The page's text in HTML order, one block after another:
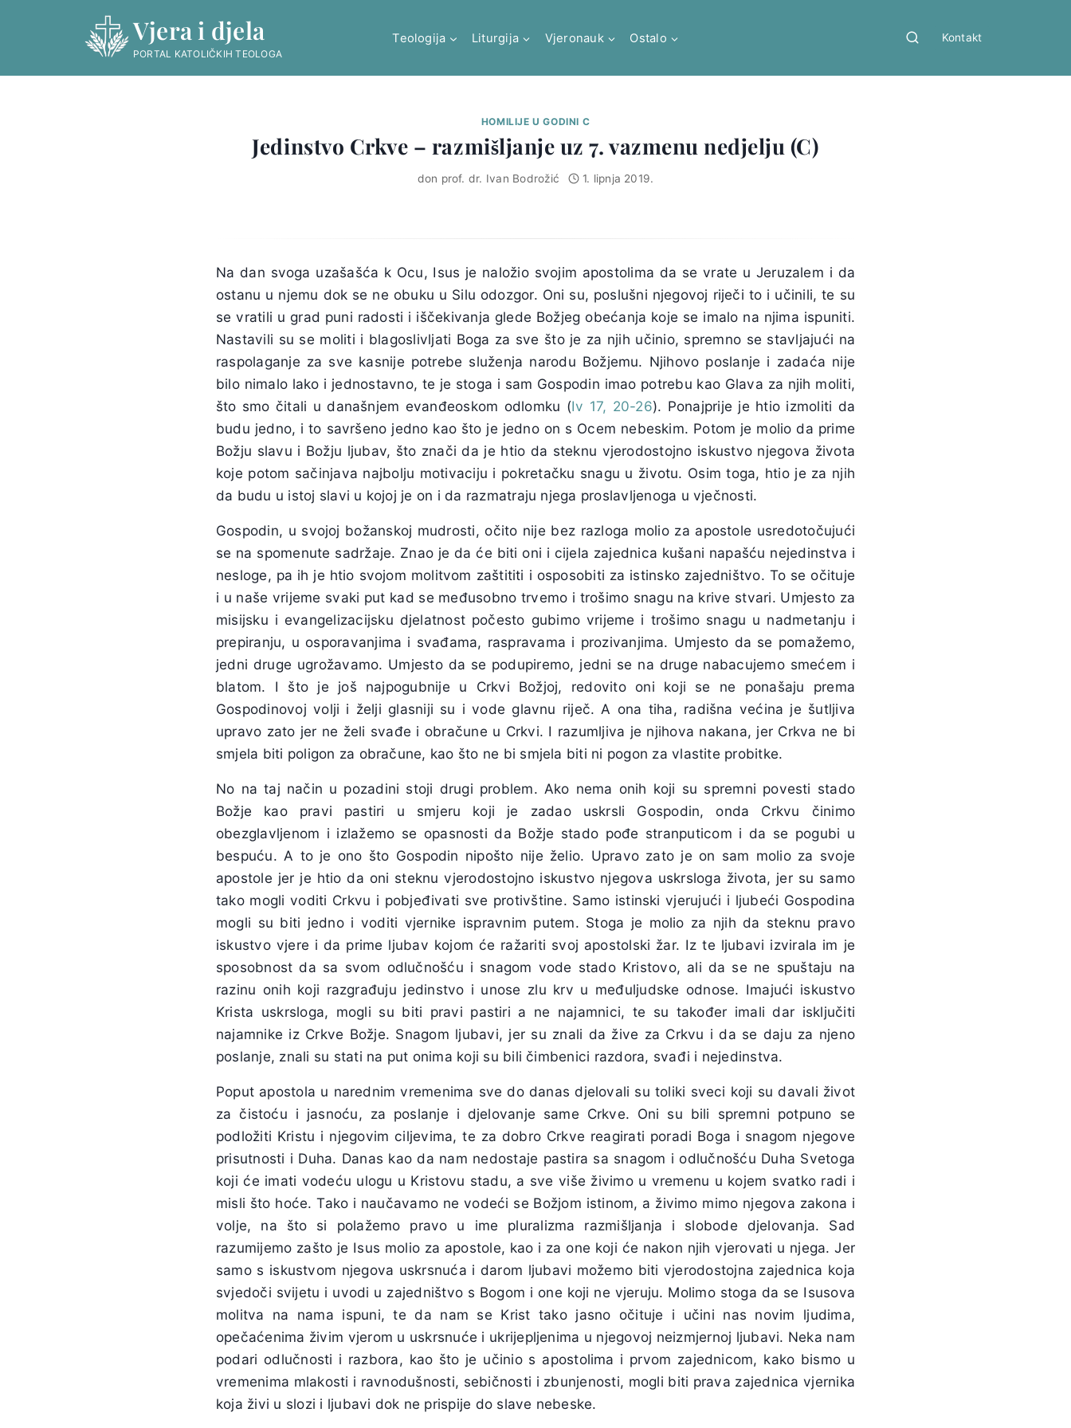
Vjera i djela
PORTAL KATOLIČKIH TEOLOGA
Teologija Liturgija Vjeronauk Ostalo Kontakt
HOMILIJE U GODINI C
Jedinstvo Crkve – razmišljanje uz 7. vazmenu nedjelju (C)
don prof. dr. Ivan Bodrožić 1. lipnja 2019.
Na dan svoga uzašašća k Ocu, Isus je naložio svojim apostolima da se vrate u Jeruzalem i da
ostanu u njemu dok se ne obuku u Silu odozgor. Oni su, poslušni njegovoj riječi to i učinili, te su
se vratili u grad puni radosti i iščekivanja glede Božjeg obećanja koje se imalo na njima ispuniti.
Nastavili su se moliti i blagoslivljati Boga za sve što je za njih učinio, spremno se stavljajući na
raspolaganje za sve kasnije potrebe služenja narodu Božjemu. Njihovo poslanje i zadaća nije
bilo nimalo lako i jednostavno, te je stoga i sam Gospodin imao potrebu kao Glava za njih moliti,
što smo čitali u današnjem evanđeoskom odlomku (Iv 17, 20-26). Ponajprije je htio izmoliti da
budu jedno, i to savršeno jedno kao što je jedno on s Ocem nebeskim. Potom je molio da prime
Božju slavu i Božju ljubav, što znači da je htio da steknu vjerodostojno iskustvo njegova života
koje potom sačinjava najbolju motivaciju i pokretačku snagu u životu. Osim toga, htio je za njih
da budu u istoj slavi u kojoj je on i da razmatraju njega proslavljenoga u vječnosti.
Gospodin, u svojoj božanskoj mudrosti, očito nije bez razloga molio za apostole usredotočujući
se na spomenute sadržaje. Znao je da će biti oni i cijela zajednica kušani napašću nejedinstva i
nesloge, pa ih je htio svojom molitvom zaštititi i osposobiti za istinsko zajedništvo. To se očituje
i u naše vrijeme svaki put kad se međusobno trvemo i trošimo snagu na krive stvari. Umjesto za
misijsku i evangelizacijsku djelatnost počesto gubimo vrijeme i trošimo snagu u nadmetanju i
prepiranju, u osporavanjima i svađama, raspravama i prozivanjima. Umjesto da se pomažemo,
jedni druge ugrožavamo. Umjesto da se podupiremo, jedni se na druge nabacujemo smećem i
blatom. I što je još najpogubnije u Crkvi Božjoj, redovito oni koji se ne ponašaju prema
Gospodinovoj volji i želji glasniji su i vode glavnu riječ. A ona tiha, radišna većina je šutljiva
upravo zato jer ne želi svađe i obračune u Crkvi. I razumljiva je njihova nakana, jer Crkva ne bi
smjela biti poligon za obračune, kao što ne bi smjela biti ni pogon za vlastite probitke.
No na taj način u pozadini stoji drugi problem. Ako nema onih koji su spremni povesti stado
Božje kao pravi pastiri u smjeru koji je zadao uskrsli Gospodin, onda Crkvu činimo
obezglavljenom i izlažemo se opasnosti da Božje stado pođe stranputicom i da se pogubi u
bespuću. A to je ono što Gospodin nipošto nije želio. Upravo zato je on sam molio za svoje
apostole jer je htio da oni steknu vjerodostojno iskustvo njegova uskrsloga života, jer su samo
tako mogli voditi Crkvu i pobjeđivati sve protivštine. Samo istinski vjerujući i ljubeći Gospodina
mogli su biti jedno i voditi vjernike ispravnim putem. Stoga je molio za njih da steknu pravo
iskustvo vjere i da prime ljubav kojom će ražariti svoj apostolski žar. Iz te ljubavi izvirala im je
sposobnost da sa svom odlučnošću i snagom vode stado Kristovo, ali da se ne spuštaju na
razinu onih koji razgrađuju jedinstvo i unose zlu krv u međuljudske odnose. Imajući iskustvo
Krista uskrsloga, mogli su biti pravi pastiri a ne najamnici, te su također imali dar isključiti
najamnike iz Crkve Božje. Snagom ljubavi, jer su znali da žive za Crkvu i da se daju za njeno
poslanje, znali su stati na put onima koji su bili čimbenici razdora, svađi i nejedinstva.
Poput apostola u narednim vremenima sve do danas djelovali su toliki sveci koji su davali život
za čistoću i jasnoću, za poslanje i djelovanje same Crkve. Oni su bili spremni potpuno se
podložiti Kristu i njegovim ciljevima, te za dobro Crkve reagirati poradi Boga i snagom njegove
prisutnosti i Duha. Danas kao da nam nedostaje pastira sa snagom i odlučnošću Duha Svetoga
koji će imati vodeću ulogu u Kristovu stadu, a sve više živimo u vremenu u kojem svatko radi i
misli što hoće. Tako i naučavamo ne vodeći se Božjom istinom, a živimo mimo njegova zakona i
volje, na što si polažemo pravo u ime pluralizma razmišljanja i slobode djelovanja. Sad
razumijemo zašto je Isus molio za apostole, kao i za one koji će nakon njih vjerovati u njega. Jer
samo s iskustvom njegova uskrsnuća i darom ljubavi možemo biti vjerodostojna zajednica koja
svjedoči svijetu i uvodi u zajedništvo s Bogom i one koji ne vjeruju. Molimo stoga da se Isusova
molitva na nama ispuni, te da nam se Krist tako jasno očituje i učini nas novim ljudima,
opečaćenima živim vjerom u uskrsnuće i ukrijepljenima u njegovoj neizmjernoj ljubavi. Neka nam
podari odlučnosti i razbora, kao što je učinio s apostolima i prvom zajednicom, kako bismo u
vremenima mlakosti i ravnodušnosti, sebičnosti i zbunjenosti, mogli biti prava zajednica vjernika
koja živi u slozi i ljubavi dok ne prispije do slave nebeske.